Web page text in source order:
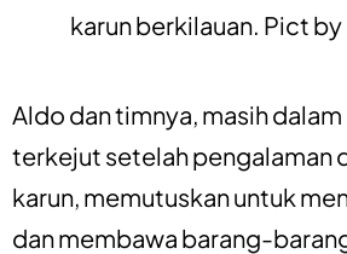
karun berkilauan. Pict by
Aldo dan timnya, masih
terkejut setelah pengalaman
karun, memutuskan untuk
dan membawa barang-